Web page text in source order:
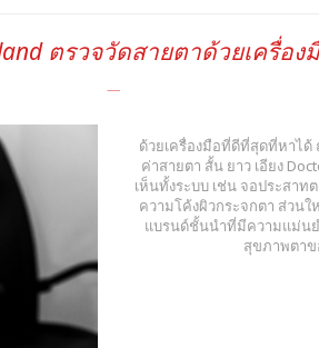
ตรวจวัดสายตาด้วยเครื่อ
ด้วยเครื่องมือที่ดีที่สุดที่หาได้
ค่าสายตา สั้น ยาว เอียง
เห็นทั้งระบบ เช่น จอประสาท
ความโค้งผิวกระจกตา ส่วนใ
แบรนด์ชั้นนำที่มีความแม่นย
สุขภาพตาข